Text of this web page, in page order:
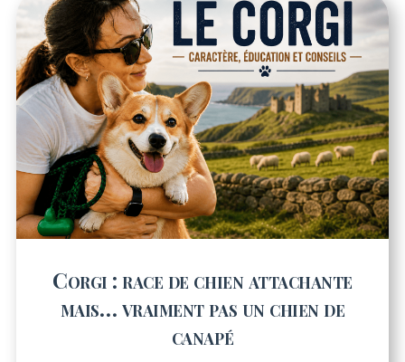
Corgi : race de chien attachante
mais… vraiment pas un chien de
canapé